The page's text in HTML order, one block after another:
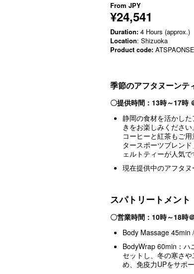
From JPY
¥24,541
Duration: 4 Hours (approx.)
Location: Shizuoka
Product code:
季節のアフタヌーンテ
〇提供時間：13時～17時
静岡の食材を活かし
きをお楽しみくださ
コーヒーと紅茶もご
タースポーツブレン
ェルトティーが人気で
現在提供中のアフタ
スパトリートメント
〇営業時間：10時～18時
Body Massage 45min
BodyWrap 60min：ハ
セットし、冬の寒さ
め、免疫力UPをサポー